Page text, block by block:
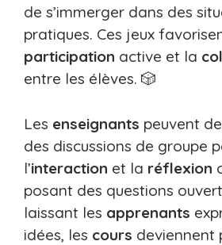
de s’immerger dans des
pratiques. Ces jeux
participation active et la
entre les élèves. 🎲
Les enseignants peuvent
des discussions de groupe
l’interaction et la réflexion
posant des questions
laissant les apprenants
idées, les cours deviennent